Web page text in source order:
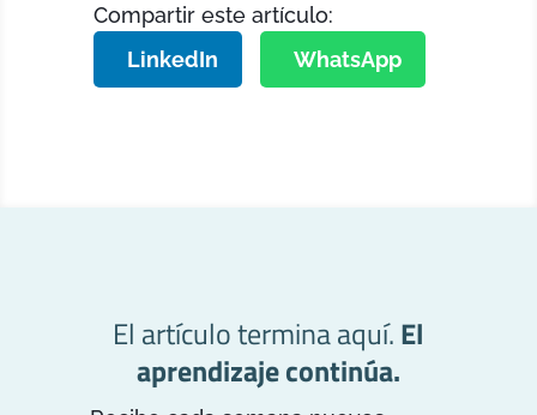
Compartir este artículo:
LinkedIn
WhatsApp
El artículo termina aquí.El
aprendizaje continúa.